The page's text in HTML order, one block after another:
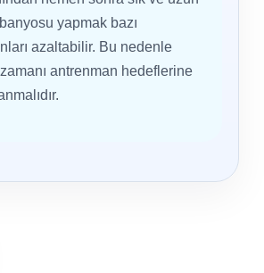
yapmak bazı
azaltabilir. Bu nedenle
antrenman hedeflerine